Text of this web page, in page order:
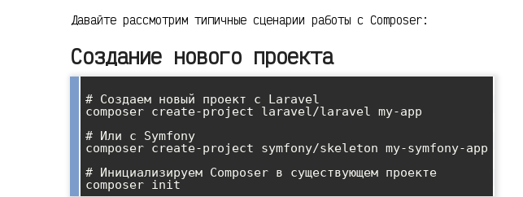
Давайте рассмотрим типичные сценарии работы с Composer:
Создание нового проекта
# Создаем новый проект с Laravel
composer create-project laravel/laravel my-app
# Или с Symfony
composer create-project symfony/skeleton my-symfony-app
# Инициализируем Composer в существующем проекте